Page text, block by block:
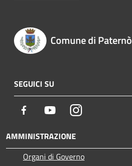
Comune di Paternò
SEGUICI SU
Facebook YoutubeInstagram
AMMINISTRAZIONE
Organi di Governo